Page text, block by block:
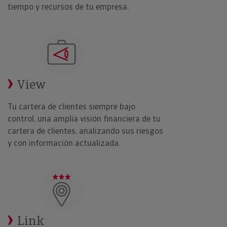
tiempo y recursos de tu empresa.
View
Tu cartera de clientes siempre bajo
control, una amplia visión financiera de tu
cartera de clientes, analizando sus riesgos
y con información actualizada.
Link